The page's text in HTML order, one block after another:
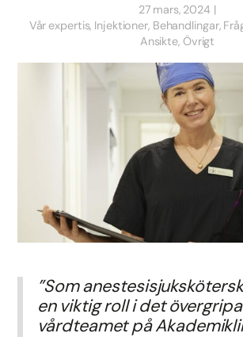
27 mars, 2024
Vår expertis, Injektioner, Behandlingar,
Ansikte, Övrigt
”Som
en viktig roll i det
vårdteamet på